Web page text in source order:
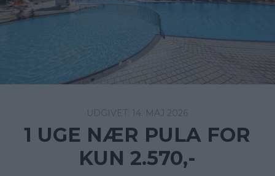
14. MAJ 2026
1 UGE NÆR PULA FOR
KUN 2.570,-